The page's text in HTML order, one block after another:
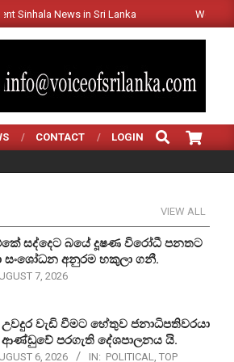
in Sri Lanka Welcome
CONTACT LOGIN
SEARCH
VIEW ALL
සද්දෙට බයේ දූෂණ විරෝධී පනතට
සංශෝධන අනුරම හකුලා ගනී.
7, 2026
උවදුර වැඩි වීමට හේතුව ජනාධිපතිවරයා
පරගැති දේශපාලනය යි.
6, 2026 IN: POLITICAL, TOP